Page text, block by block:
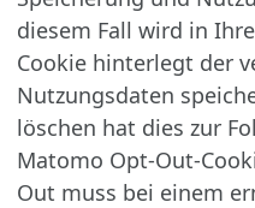
diesem Fall wird in
Cookie hinterlegt der
Nutzungsdaten
löschen hat dies zur
Matomo Opt-Out-
Out muss bei einem